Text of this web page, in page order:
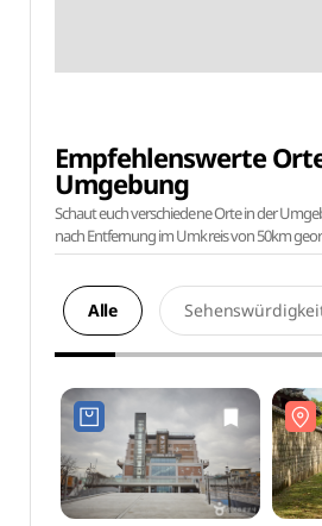
Empfehlenswerte
Umgebung
Schaut euch verschiedene Orte in der
nach Entfernung im Umkreis von 50km
Alle